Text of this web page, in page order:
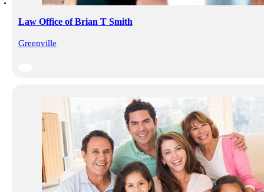
Law Office of Brian T Smith
Greenville